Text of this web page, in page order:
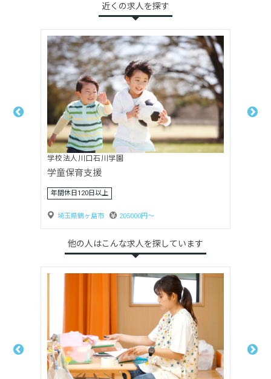
近くの求人を探す
学校法人川口石川学園
若葉台幼稚園
年間休日120日以上
埼玉県鶴ヶ島市 203000円〜
他の人はこんな求人を探しています